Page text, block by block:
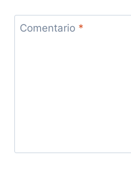
Comentario *